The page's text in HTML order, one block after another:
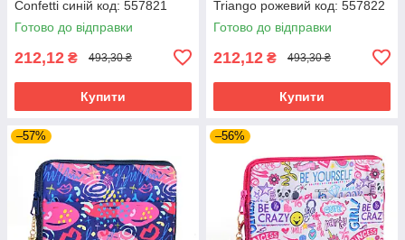
Confetti синій код: 557821
Готово до відправки
212,12 ₴ 493,30 ₴
Купити
Triango рожевий код: 557822
Готово до відправки
212,12 ₴ 493,30 ₴
Купити
–57% –56%